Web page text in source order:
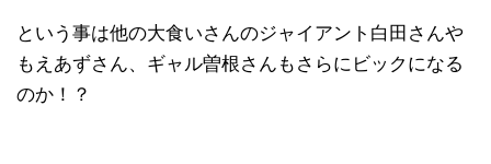
という事は他の大食いさんのジャイアント白田さんや
もえあずさん、ギャル曽根さんもさらにビックになる
のか！？